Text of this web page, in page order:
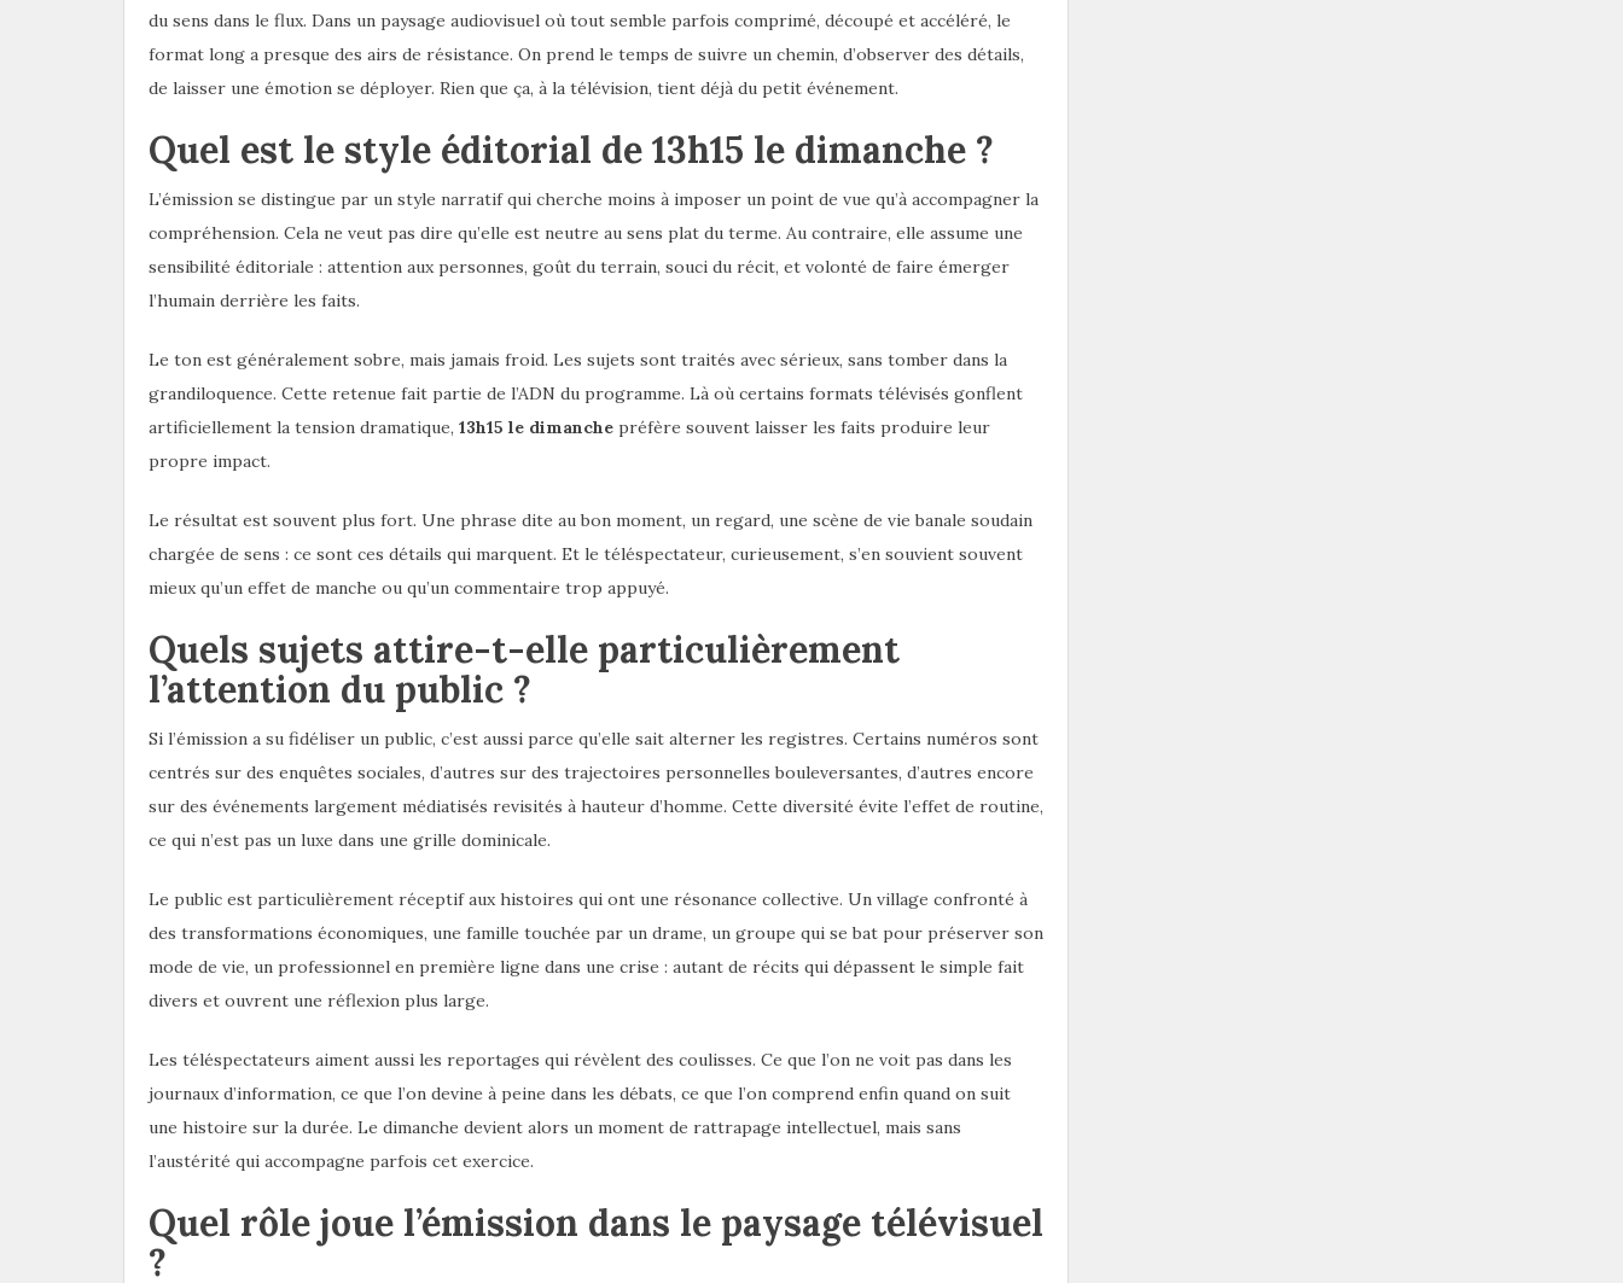
du sens dans le flux. Dans un paysage audiovisuel où tout semble parfois comprimé, découpé et accéléré, le
format long a presque des airs de résistance. On prend le temps de suivre un chemin, d’observer des détails,
de laisser une émotion se déployer. Rien que ça, à la télévision, tient déjà du petit événement.
Quel est le style éditorial de 13h15 le dimanche ?
L’émission se distingue par un style narratif qui cherche moins à imposer un point de vue qu’à accompagner la
compréhension. Cela ne veut pas dire qu’elle est neutre au sens plat du terme. Au contraire, elle assume une
sensibilité éditoriale : attention aux personnes, goût du terrain, souci du récit, et volonté de faire émerger
l’humain derrière les faits.
Le ton est généralement sobre, mais jamais froid. Les sujets sont traités avec sérieux, sans tomber dans la
grandiloquence. Cette retenue fait partie de l’ADN du programme. Là où certains formats télévisés gonflent
artificiellement la tension dramatique, 13h15 le dimanche préfère souvent laisser les faits produire leur
propre impact.
Le résultat est souvent plus fort. Une phrase dite au bon moment, un regard, une scène de vie banale soudain
chargée de sens : ce sont ces détails qui marquent. Et le téléspectateur, curieusement, s’en souvient souvent
mieux qu’un effet de manche ou qu’un commentaire trop appuyé.
Quels sujets attire-t-elle particulièrement
l’attention du public ?
Si l’émission a su fidéliser un public, c’est aussi parce qu’elle sait alterner les registres. Certains numéros sont
centrés sur des enquêtes sociales, d’autres sur des trajectoires personnelles bouleversantes, d’autres encore
sur des événements largement médiatisés revisités à hauteur d’homme. Cette diversité évite l’effet de routine,
ce qui n’est pas un luxe dans une grille dominicale.
Le public est particulièrement réceptif aux histoires qui ont une résonance collective. Un village confronté à
des transformations économiques, une famille touchée par un drame, un groupe qui se bat pour préserver son
mode de vie, un professionnel en première ligne dans une crise : autant de récits qui dépassent le simple fait
divers et ouvrent une réflexion plus large.
Les téléspectateurs aiment aussi les reportages qui révèlent des coulisses. Ce que l’on ne voit pas dans les
journaux d’information, ce que l’on devine à peine dans les débats, ce que l’on comprend enfin quand on suit
une histoire sur la durée. Le dimanche devient alors un moment de rattrapage intellectuel, mais sans
l’austérité qui accompagne parfois cet exercice.
Quel rôle joue l’émission dans le paysage télévisuel
?